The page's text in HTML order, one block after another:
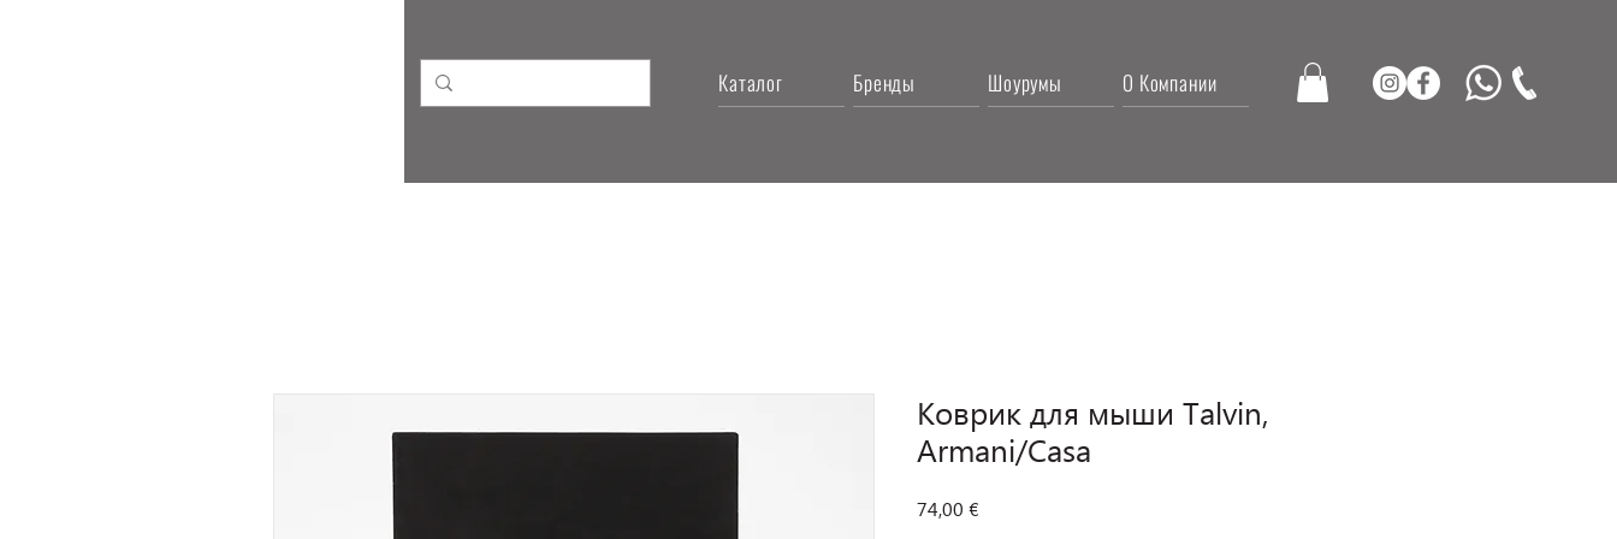
Каталог Бренды Шоурумы О Компании
Коврик для мыши Talvin,
Armani/Casa
74,00 €